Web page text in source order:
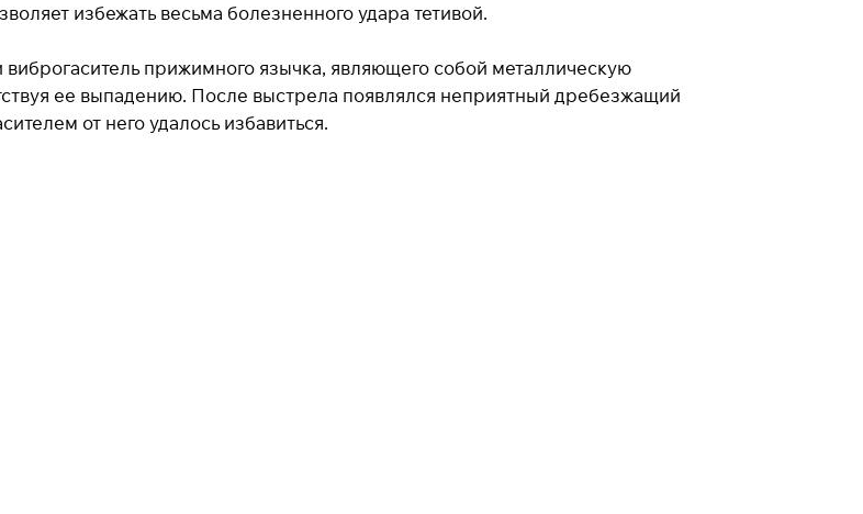
избежать весьма болезненного удара тетивой.
прижимного язычка, являющего собой металлическую
ее выпадению. После выстрела появлялся неприятный дребезжащий
от него удалось избавиться.
сегодня только25% картой любого
товарвыбранный способом